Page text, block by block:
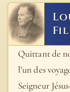
Quittant de
l’un des
Seigneur